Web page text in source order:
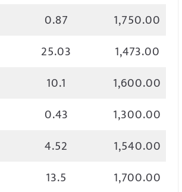
0.87
1,750.00
25.03
1,473.00
10.1
1,600.00
0.43
1,300.00
4.52
1,540.00
13.5
1,700.00